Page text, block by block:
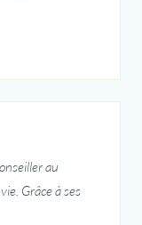
au
Grâce à ses